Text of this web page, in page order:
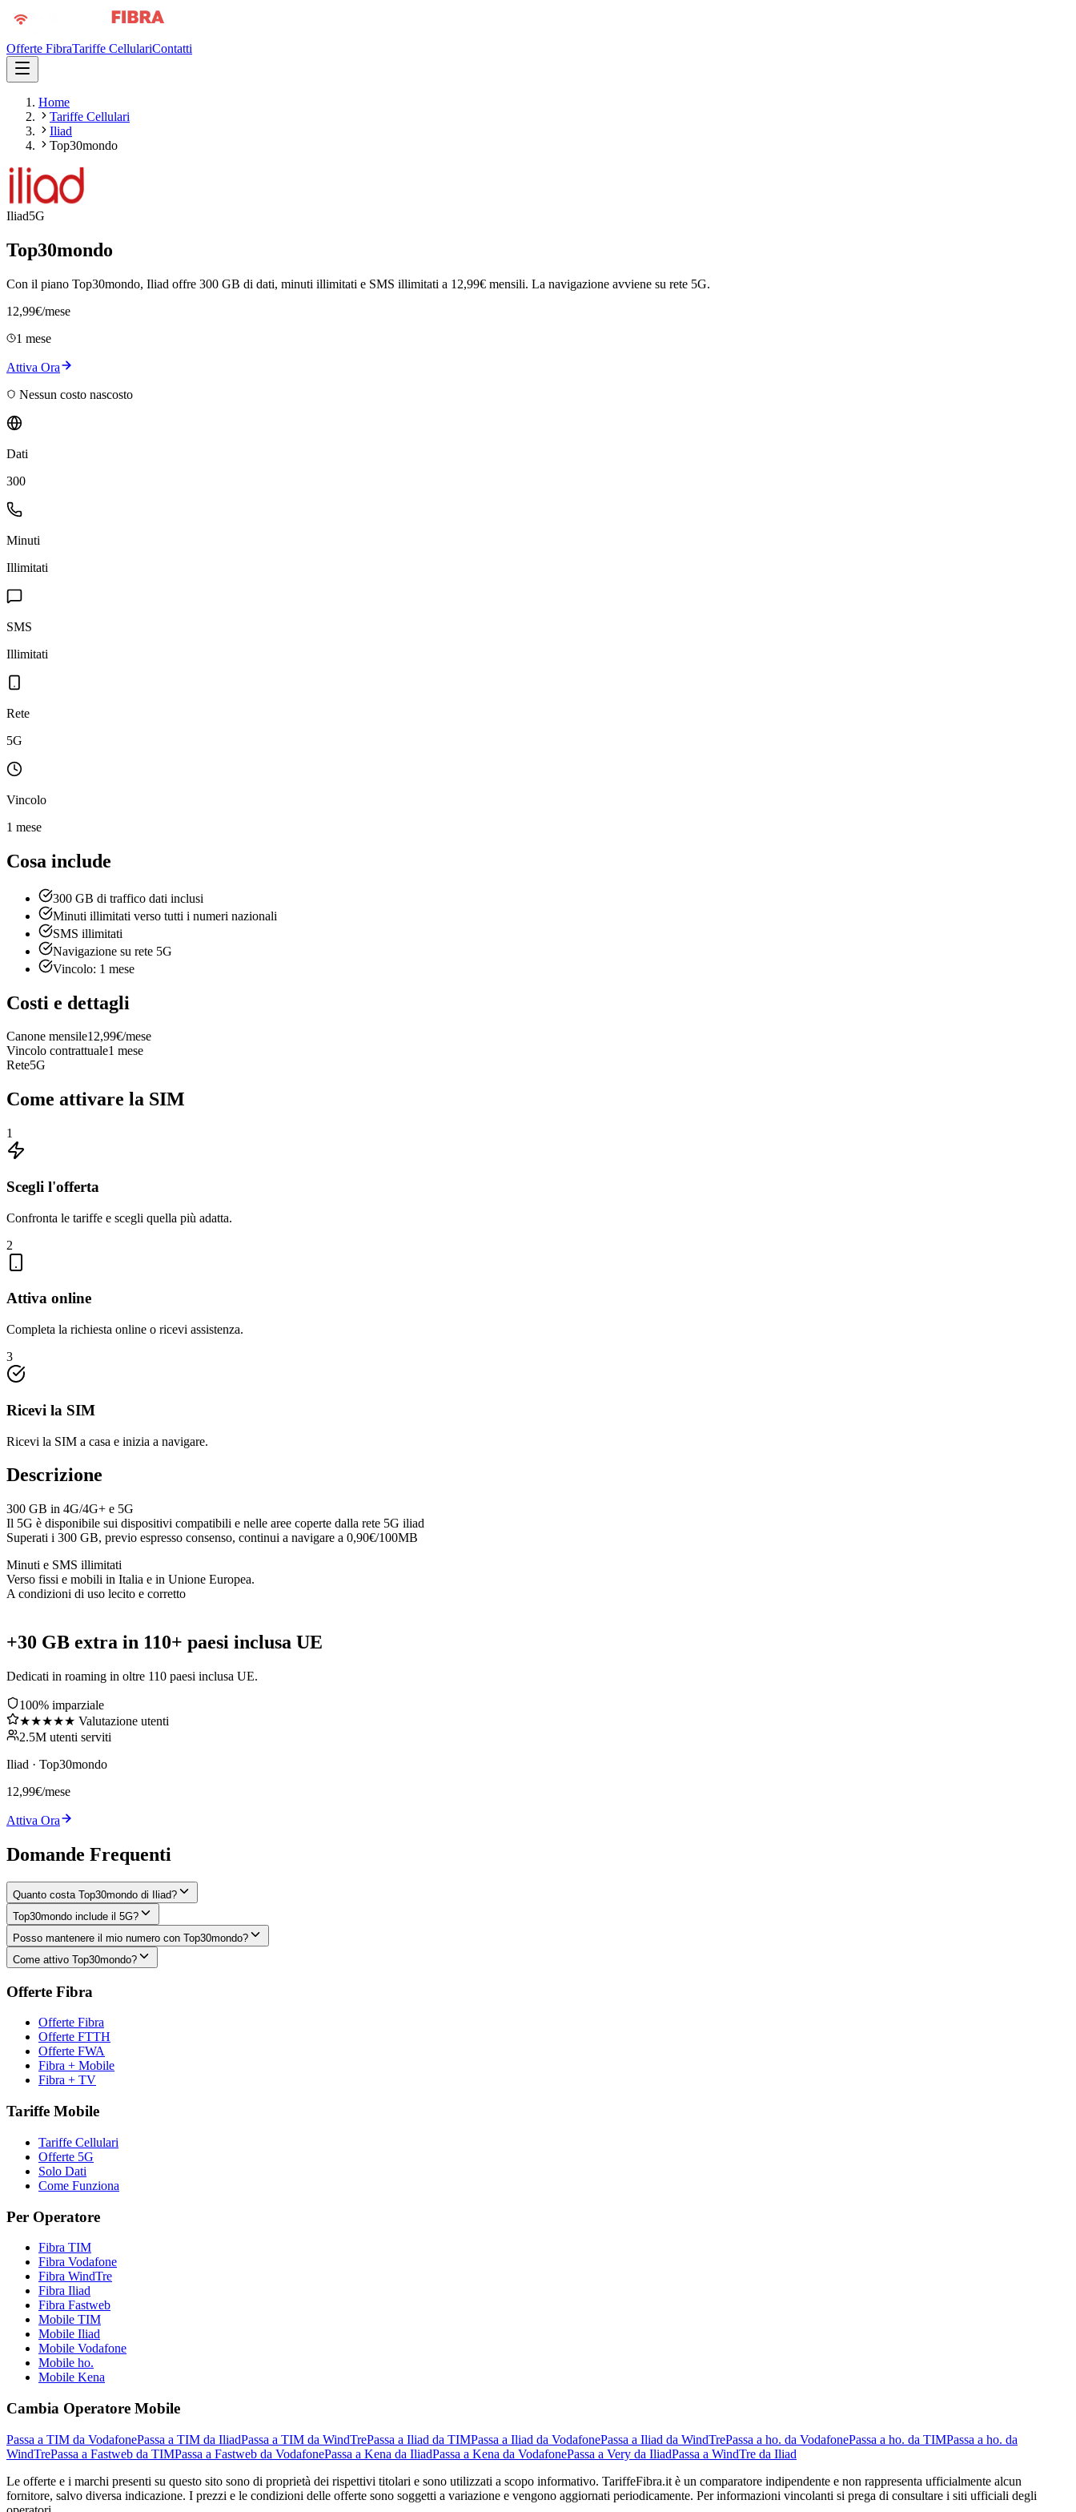
Offerte FibraTariffe CellulariContatti
Home
Tariffe Cellulari
Iliad
Top30mondo
Iliad5G
Top30mondo
Con il piano Top30mondo, Iliad offre 300 GB di dati, minuti illimitati e SMS illimitati a 12,99€ mensili. La navigazione avviene su rete 5G.
12,99€/mese
1 mese
Attiva Ora
Nessun costo nascosto
Dati
300
Minuti
Illimitati
SMS
Illimitati
Rete
5G
Vincolo
1 mese
Cosa include
300 GB di traffico dati inclusi
Minuti illimitati verso tutti i numeri nazionali
SMS illimitati
Navigazione su rete 5G
Vincolo: 1 mese
Costi e dettagli
Canone mensile12,99€/mese
Vincolo contrattuale1 mese
Rete5G
Come attivare la SIM
1
Scegli l'offerta
Confronta le tariffe e scegli quella più adatta.
2
Attiva online
Completa la richiesta online o ricevi assistenza.
3
Ricevi la SIM
Ricevi la SIM a casa e inizia a navigare.
Descrizione
300 GB in 4G/4G+ e 5G
Il 5G è disponibile sui dispositivi compatibili e nelle aree coperte dalla rete 5G iliad
Superati i 300 GB, previo espresso consenso, continui a navigare a 0,90€/100MB
Minuti e SMS illimitati
Verso fissi e mobili in Italia e in Unione Europea.
A condizioni di uso lecito e corretto
+30 GB extra in 110+ paesi inclusa UE
Dedicati in roaming in oltre 110 paesi inclusa UE.
100% imparziale
★★★★★ Valutazione utenti
2.5M utenti serviti
Iliad · Top30mondo
12,99€/mese
Attiva Ora
Domande Frequenti
Quanto costa Top30mondo di Iliad?
Top30mondo include il 5G?
Posso mantenere il mio numero con Top30mondo?
Come attivo Top30mondo?
Offerte Fibra
Offerte Fibra
Offerte FTTH
Offerte FWA
Fibra + Mobile
Fibra + TV
Tariffe Mobile
Tariffe Cellulari
Offerte 5G
Solo Dati
Come Funziona
Per Operatore
Fibra TIM
Fibra Vodafone
Fibra WindTre
Fibra Iliad
Fibra Fastweb
Mobile TIM
Mobile Iliad
Mobile Vodafone
Mobile ho.
Mobile Kena
Cambia Operatore Mobile
Passa a TIM da VodafonePassa a TIM da IliadPassa a TIM da WindTrePassa a Iliad da TIMPassa a Iliad da VodafonePassa a Iliad da WindTrePassa a ho. da VodafonePassa a ho. da TIMPassa a ho. da
WindTrePassa a Fastweb da TIMPassa a Fastweb da VodafonePassa a Kena da IliadPassa a Kena da VodafonePassa a Very da IliadPassa a WindTre da Iliad
Le offerte e i marchi presenti su questo sito sono di proprietà dei rispettivi titolari e sono utilizzati a scopo informativo. TariffeFibra.it è un comparatore indipendente e non rappresenta ufficialmente alcun
fornitore, salvo diversa indicazione. I prezzi e le condizioni delle offerte sono soggetti a variazione e vengono aggiornati periodicamente. Per informazioni vincolanti si prega di consultare i siti ufficiali degli